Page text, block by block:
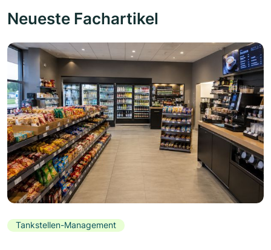
Neueste Fachartikel
Tankstellen-Management